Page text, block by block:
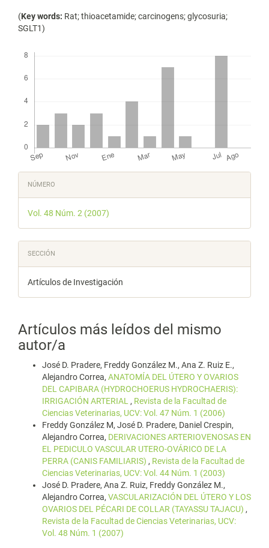
(Key words: Rat; thioacetamide; carcinogens; glycosuria;
SGLT1)
Detalles
del
artículo
NÚMERO
Vol. 48 Núm. 2 (2007)
SECCIÓN
Artículos de Investigación
Artículos más leídos del mismo
autor/a
José D. Pradere, Freddy González M., Ana Z. Ruiz E.,
Alejandro Correa, ANATOMÍA DEL ÚTERO Y OVARIOS
DEL CAPIBARA (HYDROCHOERUS HYDROCHAERIS):
IRRIGACIÓN ARTERIAL, Revista de la Facultad de
Ciencias Veterinarias, UCV: Vol. 47 Núm. 1 (2006)
Freddy González M, José D. Pradere, Daniel Crespin,
Alejandro Correa, DERIVACIONES ARTERIOVENOSAS EN
EL PEDICULO VASCULAR UTERO-OVÁRICO DE LA
PERRA (CANIS FAMILIARIS) , Revista de la Facultad de
Ciencias Veterinarias, UCV: Vol. 44 Núm. 1 (2003)
José D. Pradere, Ana Z. Ruiz, Freddy González M.,
Alejandro Correa, VASCULARIZACIÓN DEL ÚTERO Y LOS
OVARIOS DEL PÉCARI DE COLLAR (TAYASSU TAJACU) ,
Revista de la Facultad de Ciencias Veterinarias, UCV:
Vol. 48 Núm. 1 (2007)